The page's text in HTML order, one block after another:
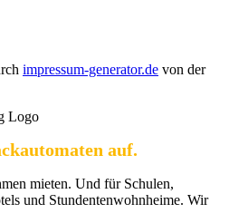
impressum-generator.de von der
auf.
mieten. Und für Schulen,
und Stundentenwohnheime. Wir